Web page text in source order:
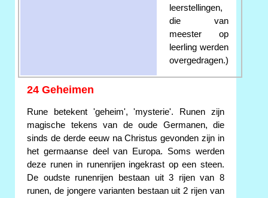
leerstellingen,
die van
meester op
leerling werden
overgedragen.)
24 Geheimen
Rune betekent 'geheim', 'mysterie'. Runen zijn
magische tekens van de oude Germanen, die
sinds de derde eeuw na Christus gevonden zijn in
het germaanse deel van Europa. Soms werden
deze runen in runenrijen ingekrast op een steen.
De oudste runenrijen bestaan uit 3 rijen van 8
runen, de jongere varianten bestaan uit 2 rijen van